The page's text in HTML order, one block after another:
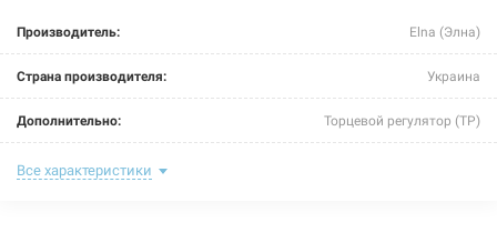
Производитель: Elna (Элна)
Страна производителя: Украина
Дополнительно: Торцевой регулятор (ТР)
Цвет:
Все характеристики